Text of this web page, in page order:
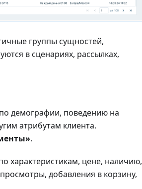
группы сущностей,
в сценариях, рассылках,
демографии, поведению на
атрибутам клиента.
.
характеристикам, цене, наличию,
добавления в корзину,